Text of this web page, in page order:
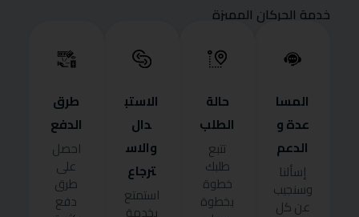
خدمة الحركان المميزة
المسا
عدة و
الدعم
إسألنا
وسنجيب
عن كل
حالة
الطلب
تتبع
طلبك
خطوة
بخطوة
الاستب
دال
والاس
ترجاع
استمتع
بخدمة
طرق
الدفع
احصل
على
طرق
دفع